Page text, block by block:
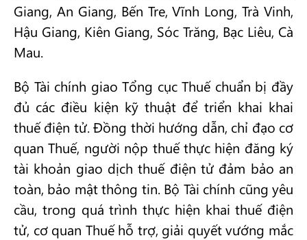
Giang, An Giang, Bến Tre, Vĩnh Long, Trà Vinh,
Hậu Giang, Kiên Giang, Sóc Trăng, Bạc Liêu, Cà
Mau.
Bộ Tài chính giao Tổng cục Thuế chuẩn bị đầy
đủ các điều kiện kỹ thuật để triển khai khai
thuế điện tử. Đồng thời hướng dẫn, chỉ đạo cơ
quan Thuế, người nộp thuế thực hiện đăng ký
tài khoản giao dịch thuế điện tử đảm bảo an
toàn, bảo mật thông tin. Bộ Tài chính cũng yêu
cầu, trong quá trình thực hiện khai thuế điện
tử, cơ quan Thuế hỗ trợ, giải quyết vướng mắc